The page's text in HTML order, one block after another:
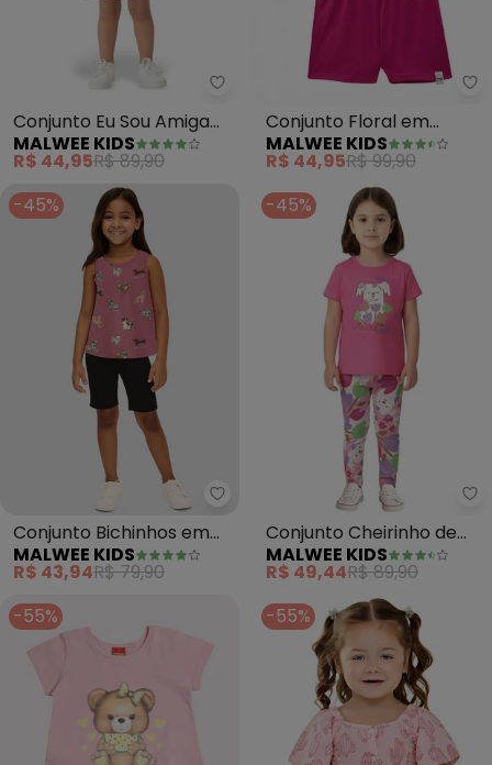
Malwee Kids - Conjunto Eu Sou
Conjunto Eu Sou Amiga
dos Animais (Rosa Claro)
MALWEE KIDS
R$ 44,95R$ 89,90
Conjunto Floral em
Cotton (Rosa)
MALWEE KIDS
R$ 44,95R$ 99,90
-45%
Malwee Kids - Conjunto
Conjunto Bichinhos em
Malha (Rosê)
MALWEE KIDS
R$ 43,94R$ 79,90
-45%
Conjunto Cheirinho de
Flor com Glitter (Rosa)
MALWEE KIDS
R$ 49,44R$ 89,90
-55%
-55%